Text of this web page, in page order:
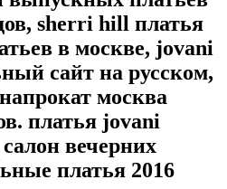
sherri hill платья
в москве, jovani
сайт на русском,
москва
платья jovani
вечерних
платья 2016